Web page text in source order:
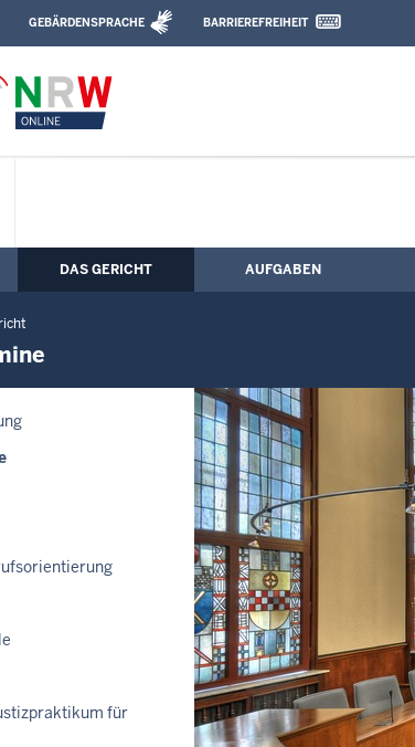
Sitzungstermine
Gebärdensprachenvideo und
GEBÄRDENSPRACHE BARRIEREFREIHEIT
mit Volltext-Suche
DAS GERICHT AUFGABEN
für